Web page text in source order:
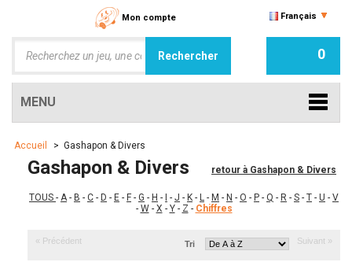
Mon compte Français
0
MENU
Accueil > Gashapon & Divers
retour à Gashapon & Divers
Gashapon & Divers
TOUS - A- B - C - D - E - F - G - H - - J - K - L - M - N - O - P - Q - R - S - T - U - V
- W- X - Y- Z - Chiffres
« Précédent Suivant »
Tri